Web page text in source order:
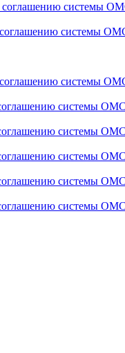
системы
системы
системы
системы ОМС
системы ОМС
системы ОМС
системы ОМС
системы ОМС